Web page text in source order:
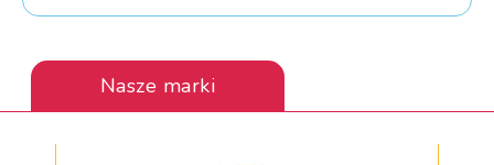
Nasze marki